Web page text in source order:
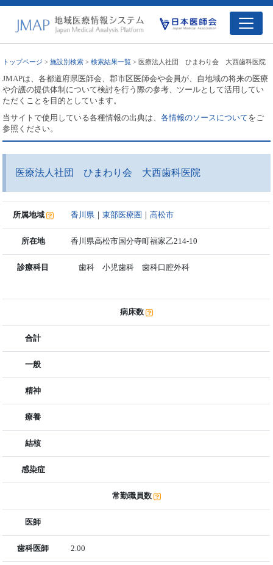
トップページ >施設別検索 >検索結果一覧 > 医療法人社団 ひまわり会 大西歯科医院
JMAPは、各都道府県医師会、郡市区医師会や会員が、自地域の将来の医療
や介護の提供体制について検討を行う際の参考、ツールとして活用してい
ただくことを目的としています。
当サイトで使用している各種情報の出典は、各情報のソースについてをご
参照ください。
医療法人社団 ひまわり会 大西歯科医院
所属地域 香川県 ｜東部医療圏 ｜高松市
所在地 香川県高松市国分寺町福家乙214-10
診療科目 歯科 小児歯科 歯科口腔外科
病床数
合計
一般
精神
療養
結核
感染症
常勤職員数
医師
歯科医師 2.00